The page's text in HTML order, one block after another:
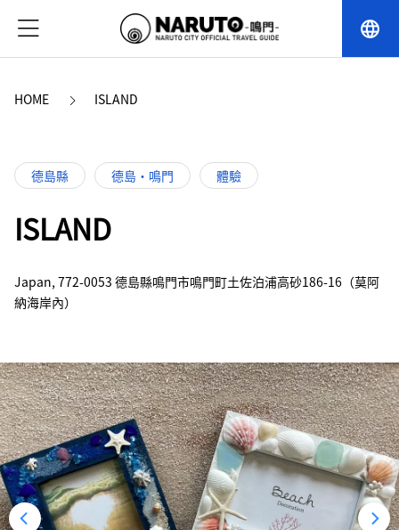
language
HOME ISLAND
德島縣 德島・鳴門 體驗
ISLAND
Japan, 772-0053 德島縣鳴門市鳴門町土佐泊浦高砂186-16（莫阿
納海岸內）